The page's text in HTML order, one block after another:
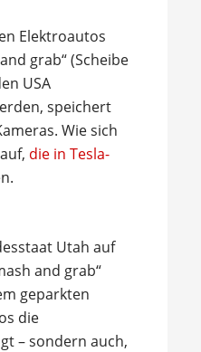
Elektroautos
grab“ (Scheibe
USA
speichert
Wie sich
die in Tesla-
Utah auf
and grab“
geparkten
die
– sondern auch,